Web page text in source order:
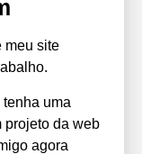
meu site
uma
projeto da web
agora